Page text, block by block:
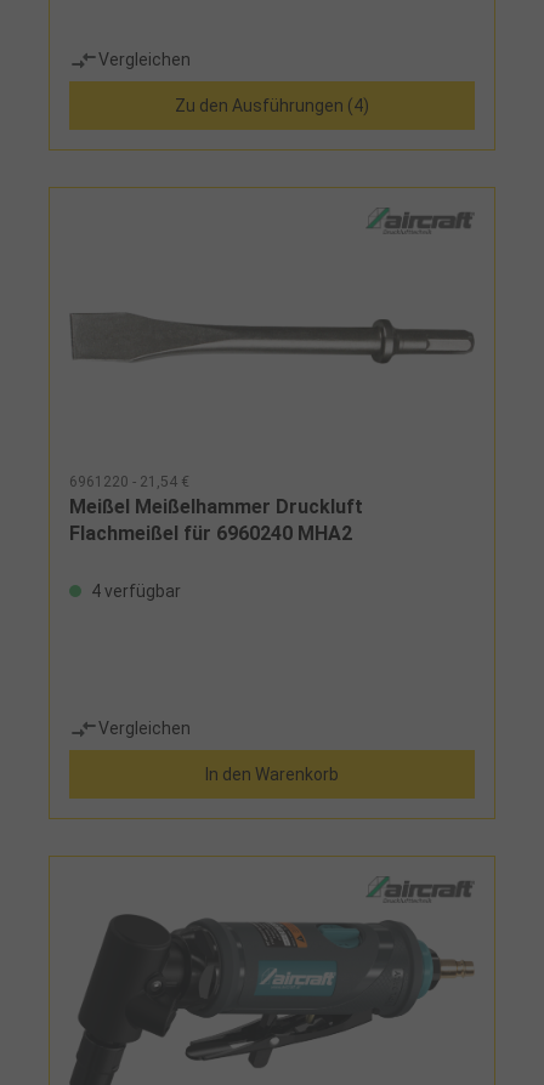
Vergleichen
Zu den Ausführungen (4)
6961220 - 21,54 €
Meißel Meißelhammer Druckluft
Flachmeißel für 6960240 MHA2
4 verfügbar
Vergleichen
In den Warenkorb